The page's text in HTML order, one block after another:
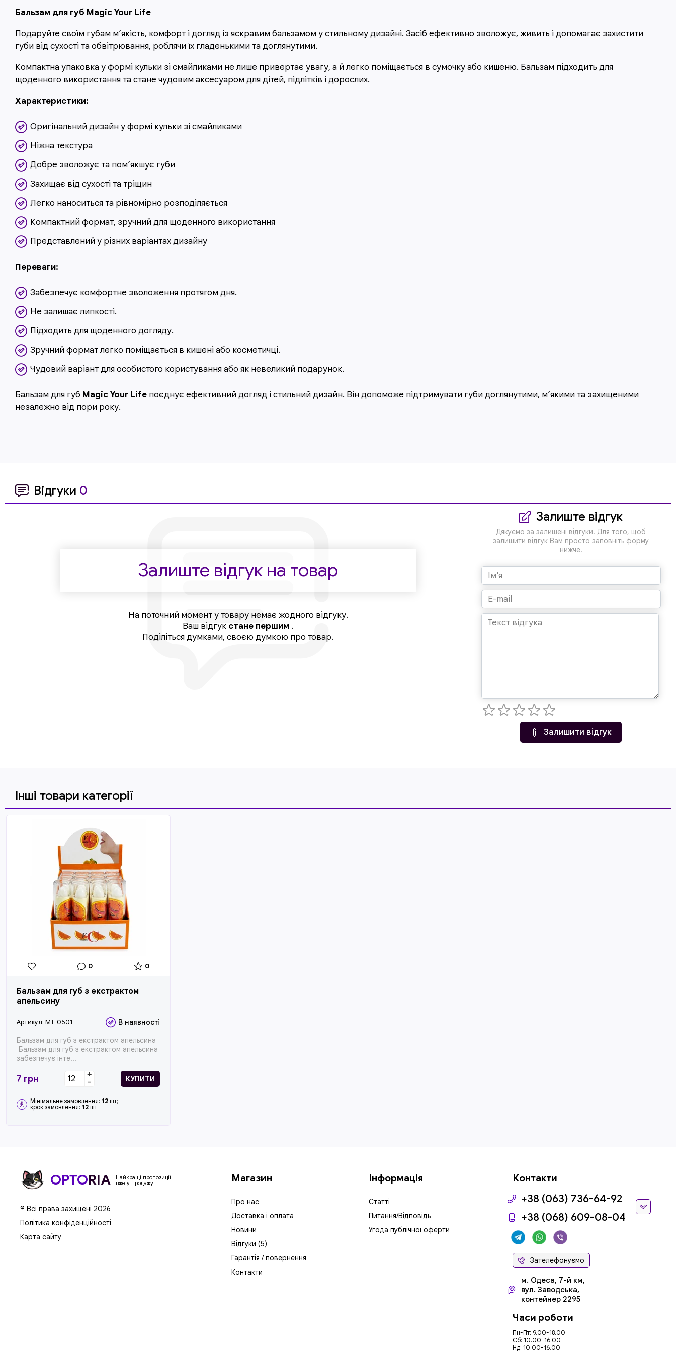
Бальзам для губ Magic Your Life
Подаруйте своїм губам м’якість, комфорт і догляд із яскравим бальзамом у стильному дизайні. Засіб ефективно зволожує, живить і допомагає захистити
губи від сухості та обвітрювання, роблячи їх гладенькими та доглянутими.
Компактна упаковка у формі кульки зі смайликами не лише привертає увагу, а й легко поміщається в сумочку або кишеню. Бальзам підходить для
щоденного використання та стане чудовим аксесуаром для дітей, підлітків і дорослих.
Характеристики:
Оригінальний дизайн у формі кульки зі смайликами
Ніжна текстура
Добре зволожує та пом’якшує губи
Захищає від сухості та тріщин
Легко наноситься та рівномірно розподіляється
Компактний формат, зручний для щоденного використання
Представлений у різних варіантах дизайну
Переваги:
Забезпечує комфортне зволоження протягом дня.
Не залишає липкості.
Підходить для щоденного догляду.
Зручний формат легко поміщається в кишені або косметичці.
Чудовий варіант для особистого користування або як невеликий подарунок.
Бальзам для губ Magic Your Life поєднує ефективний догляд і стильний дизайн. Він допоможе підтримувати губи доглянутими, м’якими та захищеними
незалежно від пори року.
Відгуки 0
Залиште відгук на товар
На поточний момент у товару немає жодного відгуку.
Ваш відгук стане першим .
Поділіться думками, своєю думкою про товар.
Залиште відгук
Дякуємо за залишені відгуки. Для того, щоб
залишити відгук Вам просто заповніть форму
нижче.
Залишити відгук
Інші товари категорії
0 0
Бальзам для губ з екстрактом
апельсину
Артикул: MT-0501
В наявності
Бальзам для губ з екстрактом апельсина
Бальзам для губ з екстрактом апельсина
забезпечує інте...
7 грн +
- КУПИТИ
Мінімальне замовлення: 12 шт;
крок замовлення: 12 шт
OPTORIA Найкращі пропозиції
вже у продажу
© Всі права захищені 2026
Політика конфіденційності
Карта сайту
Магазин
Про нас
Доставка і оплата
Новини
Відгуки (5)
Гарантія / повернення
Контакти
Інформація
Статті
Питання/Відповідь
Угода публічної оферти
Контакти
+38 (063) 736-64-92
+38 (068) 609-08-04
Зателефонуємо
м. Одеса, 7-й км,
вул. Заводська,
контейнер 2295
Часи роботи
Пн-Пт: 9.00-18.00
Сб: 10.00-16.00
Нд: 10.00-16.00